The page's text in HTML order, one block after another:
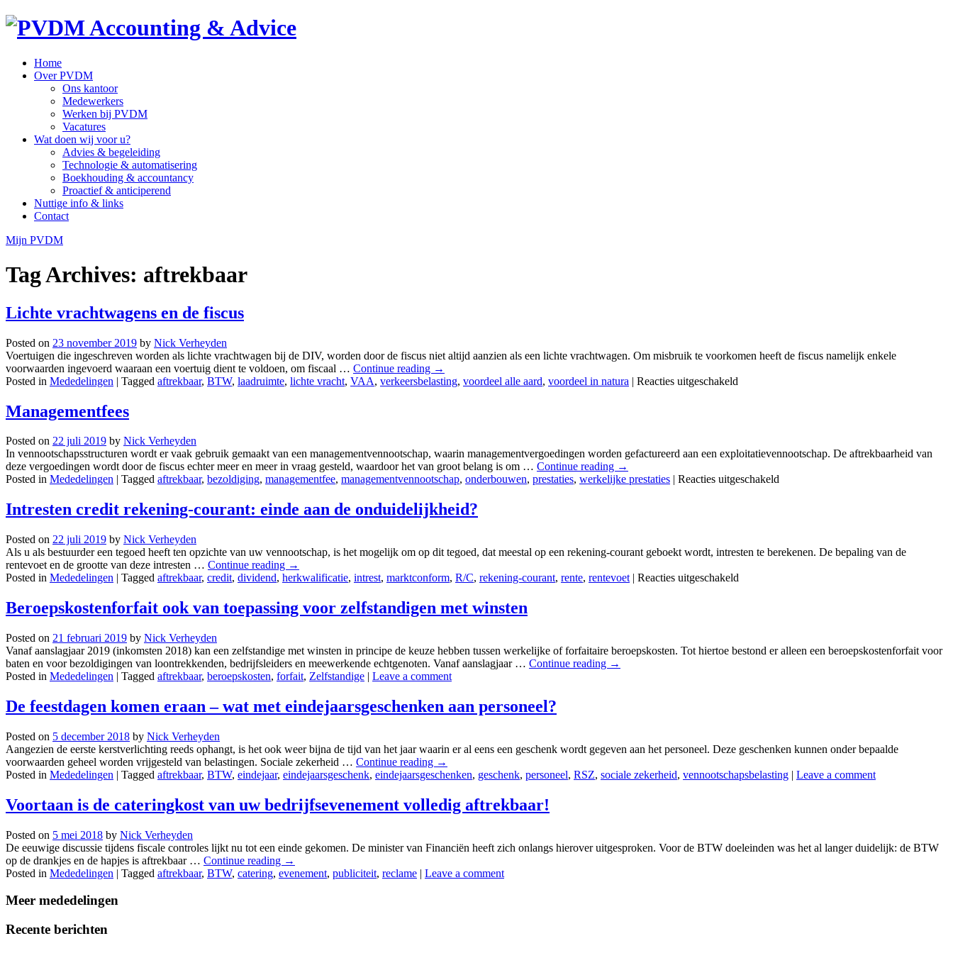
Home
Over PVDM
Ons kantoor
Medewerkers
Werken bij PVDM
Vacatures
Wat doen wij voor u?
Advies & begeleiding
Technologie & automatisering
Boekhouding & accountancy
Proactief & anticiperend
Nuttige info & links
Contact
Mijn PVDM
Tag Archives: aftrekbaar
Lichte vrachtwagens en de fiscus
Posted on 23 november 2019 by Nick Verheyden
Voertuigen die ingeschreven worden als lichte vrachtwagen bij de DIV, worden door de fiscus niet altijd aanzien als een lichte vrachtwagen. Om misbruik te voorkomen heeft de fiscus namelijk enkele
voorwaarden ingevoerd waaraan een voertuig dient te voldoen, om fiscaal … Continue reading →
Posted in Mededelingen | Tagged aftrekbaar, BTW, laadruimte, lichte vracht, VAA, verkeersbelasting, voordeel alle aard, voordeel in natura | Reacties uitgeschakeld
Managementfees
Posted on 22 juli 2019 by Nick Verheyden
In vennootschapsstructuren wordt er vaak gebruik gemaakt van een managementvennootschap, waarin managementvergoedingen worden gefactureerd aan een exploitatievennootschap. De aftrekbaarheid van
deze vergoedingen wordt door de fiscus echter meer en meer in vraag gesteld, waardoor het van groot belang is om … Continue reading →
Posted in Mededelingen Tagged aftrekbaar, bezoldiging, managementfee, managementvennootschap, onderbouwen, prestaties, werkelijke prestaties Reacties uitgeschakeld
Intresten credit rekening-courant: einde aan de onduidelijkheid?
Posted on 22 juli 2019 by Nick Verheyden
Als u als bestuurder een tegoed heeft ten opzichte van uw vennootschap, is het mogelijk om op dit tegoed, dat meestal op een rekening-courant geboekt wordt, intresten te berekenen. De bepaling van de
rentevoet en de grootte van deze intresten … Continue reading →
Posted in Mededelingen | Tagged aftrekbaar, credit, dividend, herkwalificatie, intrest, marktconform, R/C, rekening-courant, rente, rentevoet | Reacties uitgeschakeld
aan
Beroepskostenforfait ook van toepassing voor zelfstandigen met winsten
Posted on 21 februari 2019 by Nick Verheyden
Vanaf aanslagjaar 2019 (inkomsten 2018) kan een zelfstandige met winsten in principe de keuze hebben tussen werkelijke of forfaitaire beroepskosten. Tot hiertoe bestond er alleen een beroepskostenforfait voor
baten en voor bezoldigingen van loontrekkenden, bedrijfsleiders en meewerkende echtgenoten. Vanaf aanslagjaar … Continue reading →
Posted in Mededelingen | Tagged aftrekbaar, beroepskosten, forfait, Zelfstandige | Leave a comment
De feestdagen komen eraan – wat met eindejaarsgeschenken aan personeel?
Posted on 5 december 2018 by Nick Verheyden
Aangezien de eerste kerstverlichting reeds ophangt, is het ook weer bijna de tijd van het jaar waarin er al eens een geschenk wordt gegeven aan het personeel. Deze geschenken kunnen onder bepaalde
voorwaarden geheel worden vrijgesteld van belastingen. Sociale zekerheid … Continue reading →
Posted in Mededelingen | Tagged aftrekbaar, BTW, eindejaar, eindejaarsgeschenk, eindejaarsgeschenken, geschenk, personeel, RSZ, sociale zekerheid, vennootschapsbelasting | Leave a comment
Voortaan is de cateringkost van uw bedrijfsevenement volledig aftrekbaar!
Posted on 5 mei 2018 by Nick Verheyden
De eeuwige discussie tijdens fiscale controles lijkt nu tot een einde gekomen. De minister van Financiën heeft zich onlangs hierover uitgesproken. Voor de BTW doeleinden was het al langer duidelijk: de BTW
op de drankjes en de hapjes is aftrekbaar … Continue reading →
Posted in Mededelingen | Tagged aftrekbaar, BTW, catering, evenement, publiciteit, reclame | Leave a comment
Meer mededelingen
Recente berichten